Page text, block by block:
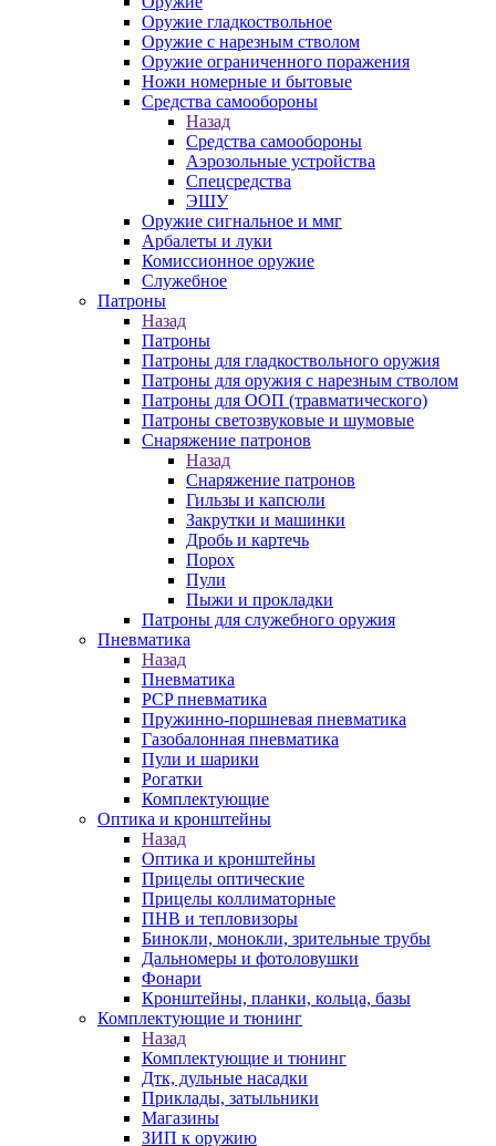
Оружие гладкоствольное
Оружие с нарезным стволом
Оружие ограниченного поражения
Ножи номерные и бытовые
Средства самообороны
Назад
Средства самообороны
Аэрозольные устройства
Спецсредства
ЭШУ
Оружие сигнальное и ммг
Арбалеты и луки
Комиссионное оружие
Служебное
Патроны
Назад
Патроны
Патроны для гладкоствольного оружия
Патроны для оружия с нарезным стволом
Патроны для ООП (травматического)
Патроны светозвуковые и шумовые
Снаряжение патронов
Назад
Снаряжение патронов
Гильзы и капсюли
Закрутки и машинки
Дробь и картечь
Порох
Пули
Пыжи и прокладки
Патроны для служебного оружия
Пневматика
Назад
Пневматика
PCP пневматика
Пружинно-поршневая пневматика
Газобалонная пневматика
Пули и шарики
Рогатки
Комплектующие
Оптика и кронштейны
Назад
Оптика и кронштейны
Прицелы оптические
Прицелы коллиматорные
ПНВ и тепловизоры
Бинокли, монокли, зрительные трубы
Дальномеры и фотоловушки
Фонари
Кронштейны, планки, кольца, базы
Комплектующие и тюнинг
Назад
Комплектующие и тюнинг
Дтк, дульные насадки
Приклады, затыльники
Магазины
ЗИП к оружию